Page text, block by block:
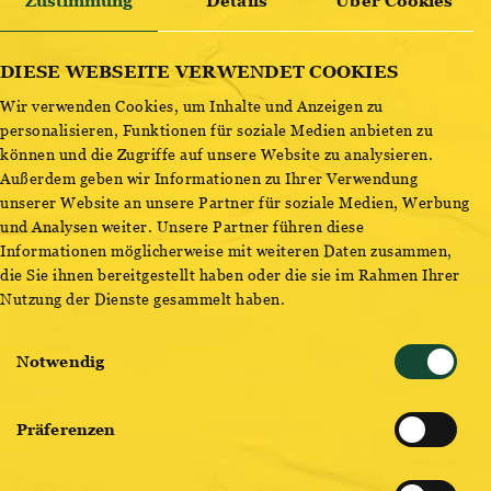
DIESE WEBSEITE VERWENDET COOKIES
Wir verwenden Cookies, um Inhalte und Anzeigen zu
personalisieren, Funktionen für soziale Medien anbieten zu
können und die Zugriffe auf unsere Website zu analysieren.
Außerdem geben wir Informationen zu Ihrer Verwendung
unserer Website an unsere Partner für soziale Medien, Werbung
und Analysen weiter. Unsere Partner führen diese
Informationen möglicherweise mit weiteren Daten zusammen,
die Sie ihnen bereitgestellt haben oder die sie im Rahmen Ihrer
Nutzung der Dienste gesammelt haben.
Notwendig
Präferenzen